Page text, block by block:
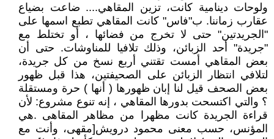
ولوحات دينامية كانت، تزين المقاهي.... ضاعت بضياع
عقارب زماننا. ب"فاس" كانت المقاهي تطبع اسمها على
"الجريدتين" حتى لا تخرج من فضائها ، أو تختلط مع
"جريدة" أحد الزبائن، وذلك تلافيا للمناوشات. حتى أن
بعض المقاهي أمست تقتني أربع نسخ من كل جريدة،
لتلافي انتظار الزبائن على الصحيفتين، هذا قبل ظهور
بعض الصحف قيل لنا إبان ظهورها ( أنها ) حرة ومستقلة
؟ والتي اكتسحت بدورها المقاهي ، إنه تنوع مشروع: لأن
قراءة الجريدة كانت مظهرا من مظاهر المقاهى .هي
المؤنس، حسب معنى محمود درويش[مقهى، وأنت مع